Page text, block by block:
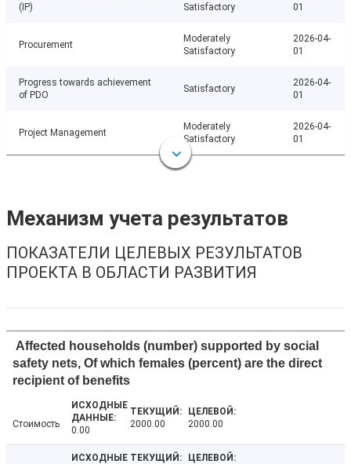
(IP)
Satisfactory
01
Procurement
Moderately
Satisfactory
2026-04-
01
Progress towards achievement
of PDO
Satisfactory
2026-04-
01
Project Management
Moderately
Satisfactory
2026-04-
01
Механизм учета результатов
ПОКАЗАТЕЛИ ЦЕЛЕВЫХ РЕЗУЛЬТАТОВ
ПРОЕКТА В ОБЛАСТИ РАЗВИТИЯ
Affected households (number) supported by social
safety nets, Of which females (percent) are the direct
recipient of benefits
Стоимость
0.00
2000.00 2000.00